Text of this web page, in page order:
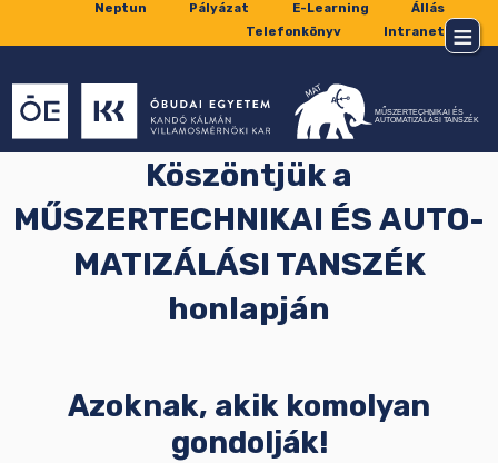
Neptun Pályázat E-Learning
Állás
Telefonkönyv
Intranet
Köszöntjük a
MŰSZER­TECHNIKAI ÉS AUTO­
MATIZÁLÁSI TANSZÉK
honlapján
Azoknak, akik komolyan
gondolják!